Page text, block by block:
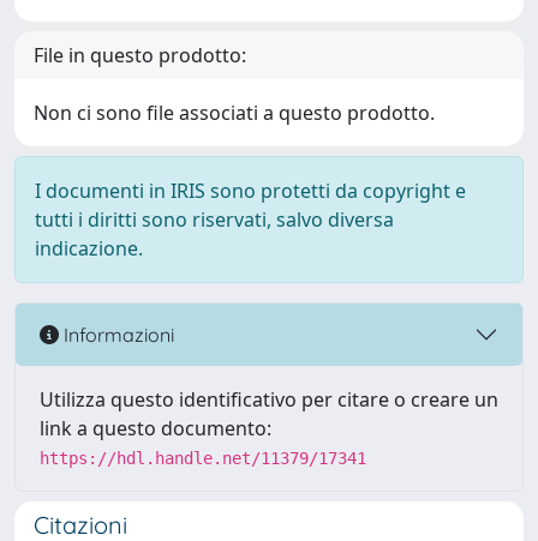
File in questo prodotto:
Non ci sono file associati a questo prodotto.
I documenti in IRIS sono protetti da copyright e
tutti i diritti sono riservati, salvo diversa
indicazione.
Informazioni
Utilizza questo identificativo per citare o creare un
link a questo documento:
https://hdl.handle.net/11379/17341
Citazioni